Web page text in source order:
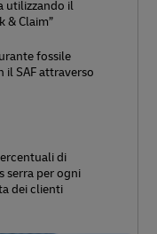
utilizzando il
& Claim”
fossile
il SAF attraverso
di
serra per ogni
dei clienti